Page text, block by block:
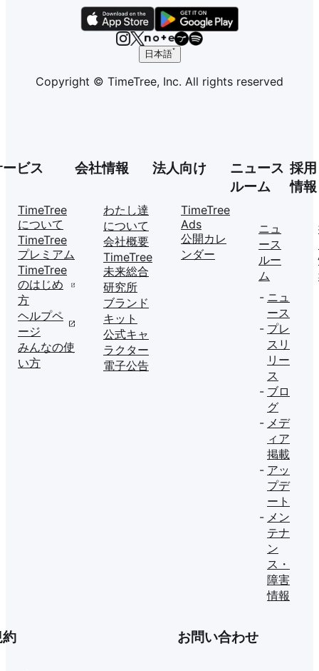
日本語
Copyright © TimeTree, Inc. All rights reserved
ビス
TimeTree
について
TimeTree
プレミアム
TimeTree
のはじめ
方
ヘルプペ
ージ
みんなの使
い方
会社情報
わたし達
について
会社概要
TimeTree
未来総合
研究所
ブランド
キット
公式キャ
ラクター
電子公告
法人向け
TimeTree
Ads
公開カレ
ンダー
ニュース
ルーム
ニュ
ース
ルー
ム
ニュ
ース
プレ
スリ
リー
ス
ブロ
グ
メデ
ィア
掲載
アッ
プデ
ート
メン
テナ
ン
ス・
障害
情報
採用
情報
お問い合わせ